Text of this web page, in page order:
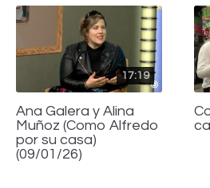
17:19
Ana Galera y Alina
Muñoz (Como Alfredo
por su casa)
(09/01/26)